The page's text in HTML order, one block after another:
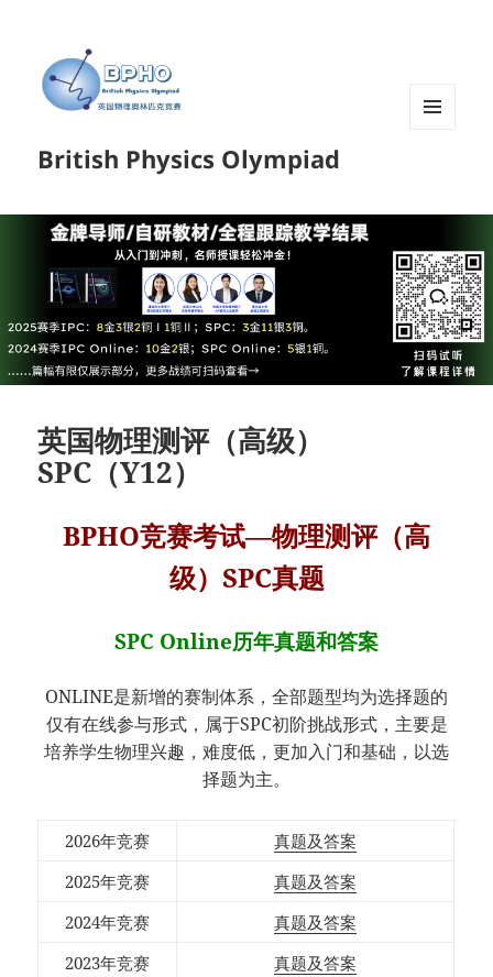
British Physics Olympiad
英国物理测评（高级）
SPC（Y12）
BPHO竞赛考试—物理测评（高
级）SPC真题
SPC Online历年真题和答案
ONLINE是新增的赛制体系，全部题型均为选择题的
仅有在线参与形式，属于SPC初阶挑战形式，主要是
培养学生物理兴趣，难度低，更加入门和基础，以选
择题为主。
2026年竞赛
真题及答案
2025年竞赛
真题及答案
2024年竞赛
真题及答案
2023年竞赛
真题及答案